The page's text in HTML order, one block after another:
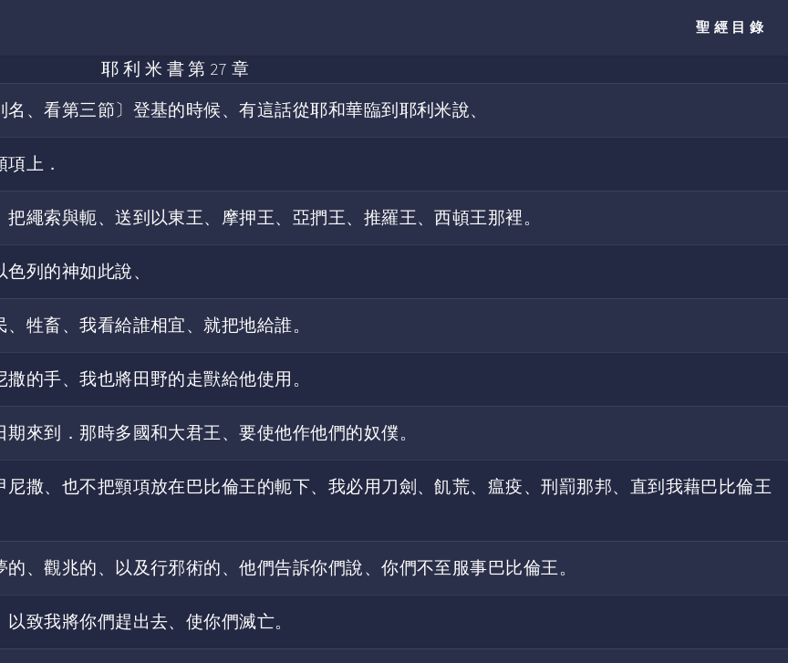
聖經目錄
耶 利 米 書 第 27 章
、看第三節〕登基的時候、有這話從耶和華臨到耶利米說、
上．
繩索與軛、送到以東王、摩押王、亞捫王、推羅王、西頓王那裡。
列的神如此說、
牲畜、我看給誰相宜、就把地給誰。
的手、我也將田野的走獸給他使用。
來到．那時多國和大君王、要使他作他們的奴僕。
撒、也不把頸項放在巴比倫王的軛下、我必用刀劍、飢荒、瘟疫、刑罰那邦、直到我藉巴比倫王
、觀兆的、以及行邪術的、他們告訴你們說、你們不至服事巴比倫王。
致我將你們趕出去、使你們滅亡。